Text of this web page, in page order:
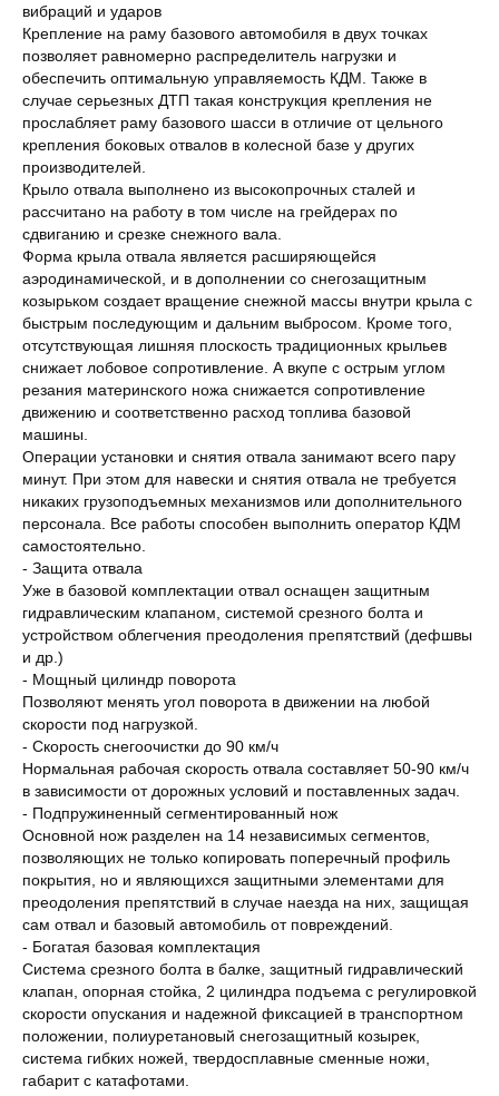
вибраций и ударов
Крепление на раму базового автомобиля в двух точках
позволяет равномерно распределитель нагрузки и
обеспечить оптимальную управляемость КДМ. Также в
случае серьезных ДТП такая конструкция крепления не
прослабляет раму базового шасси в отличие от цельного
крепления боковых отвалов в колесной базе у других
производителей.
Крыло отвала выполнено из высокопрочных сталей и
рассчитано на работу в том числе на грейдерах по
сдвиганию и срезке снежного вала.
Форма крыла отвала является расширяющейся
аэродинамической, и в дополнении со снегозащитным
козырьком создает вращение снежной массы внутри крыла с
быстрым последующим и дальним выбросом. Кроме того,
отсутствующая лишняя плоскость традиционных крыльев
снижает лобовое сопротивление. А вкупе с острым углом
резания материнского ножа снижается сопротивление
движению и соответственно расход топлива базовой
машины.
Операции установки и снятия отвала занимают всего пару
минут. При этом для навески и снятия отвала не требуется
никаких грузоподъемных механизмов или дополнительного
персонала. Все работы способен выполнить оператор КДМ
самостоятельно.
- Защита отвала
Уже в базовой комплектации отвал оснащен защитным
гидравлическим клапаном, системой срезного болта и
устройством облегчения преодоления препятствий (дефшвы
и др.)
- Мощный цилиндр поворота
Позволяют менять угол поворота в движении на любой
скорости под нагрузкой.
- Скорость снегоочистки до 90 км/ч
Нормальная рабочая скорость отвала составляет 50-90 км/ч
в зависимости от дорожных условий и поставленных задач.
- Подпружиненный сегментированный нож
Основной нож разделен на 14 независимых сегментов,
позволяющих не только копировать поперечный профиль
покрытия, но и являющихся защитными элементами для
преодоления препятствий в случае наезда на них, защищая
сам отвал и базовый автомобиль от повреждений.
- Богатая базовая комплектация
Система срезного болта в балке, защитный гидравлический
клапан, опорная стойка, 2 цилиндра подъема с регулировкой
скорости опускания и надежной фиксацией в транспортном
положении, полиуретановый снегозащитный козырек,
система гибких ножей, твердосплавные сменные ножи,
габарит с катафотами.